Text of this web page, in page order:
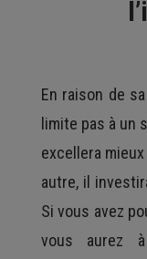
En raison de
limite pas à un
excellera
autre, il
Si vous avez
vous aurez